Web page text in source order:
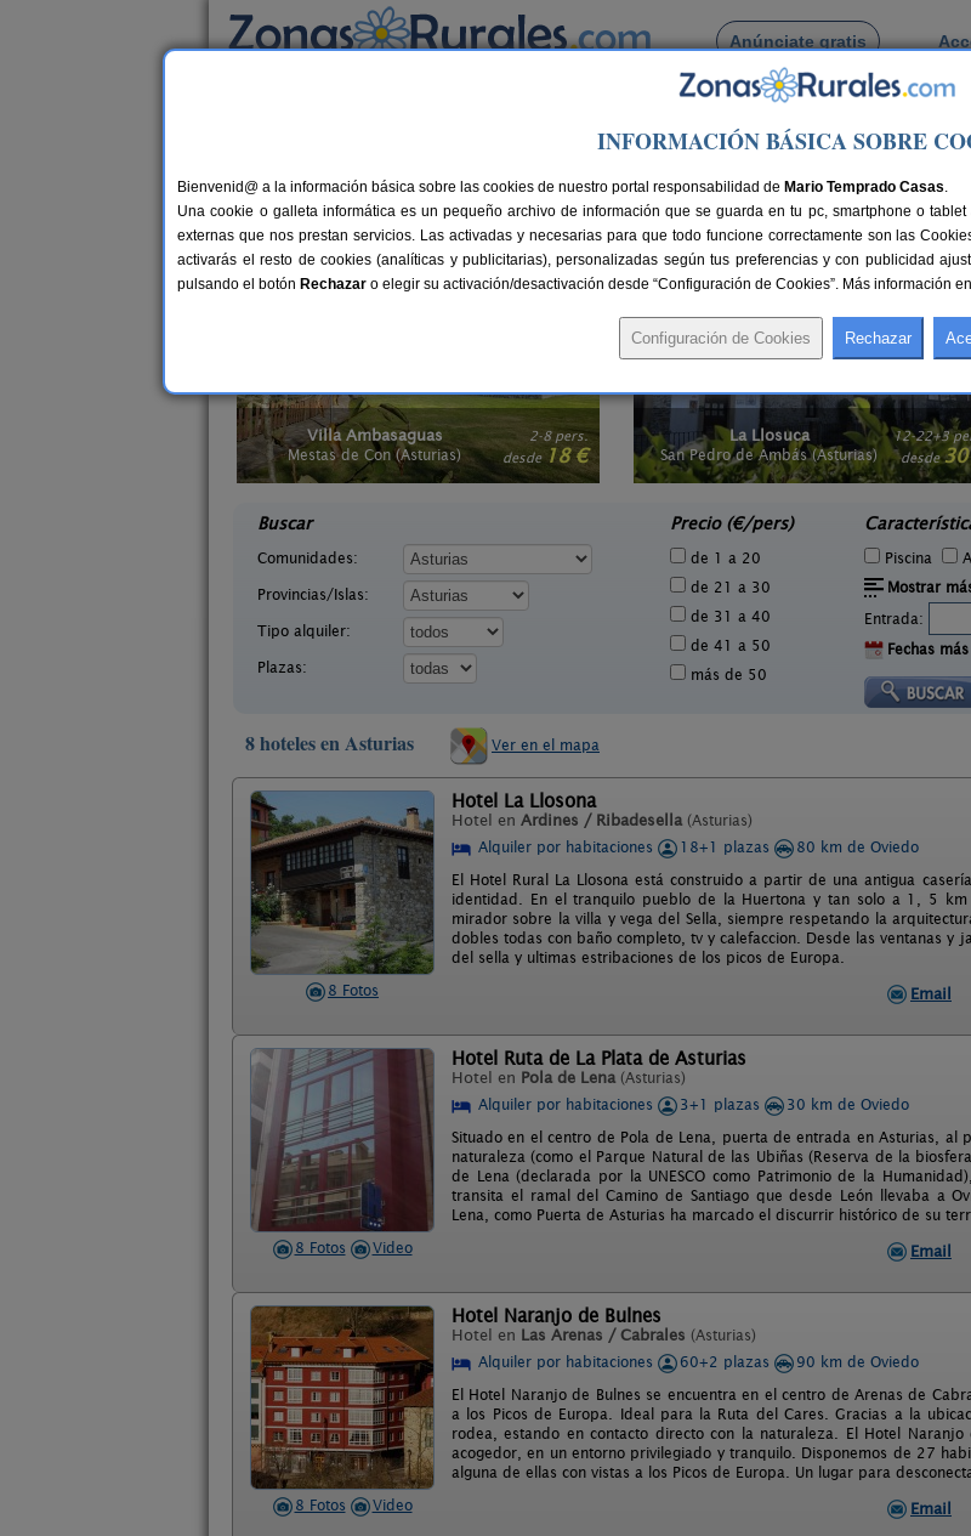
Anúnciate gratis
Busca por pueblo
Hoteles en Asturias
Te mereces unas buenas vacaciones. Elije entre estos grandes alojamientos, relájate y disfruta
tranquilidad y relax en esta selección dehoteles con encanto en Asturiasque te están esperando.
se ajusta a tus necesidades. Si buscas algo más familiar, te recomendamos visitar nuestra selección
12-22+3 pers.
desde 30 €
La Llosuca
San Pedro de Ambás (Asturias)
4+1
desde26
El Acebo
Beloncio (Asturias)
Buscar
Comunidades:
Provincias/Islas:
Tipo alquiler:
Plazas:
Precio (€/pers)
de 1 a 20
de 21 a 30
de 31 a 40
de 41 a 50
más de 50
Piscina
Mostrar
Entrada:
Fechas
8 hoteles en Asturias Ver en el mapa
8 Fotos
Hotel La Llosona
Hotel en Ardines / Ribadesella (Asturias)
Alquiler por habitaciones
18+1 plazas
80 km de Oviedo
El Hotel Rural La Llosona está construido a partir de una antigua
identidad. En el tranquilo pueblo de la Huertona y tan solo a 1, 5
mirador sobre la villa y vega del Sella, siempre respetando la
dobles todas con baño completo, tv y calefaccion. Desde las ventanas
del sella y ultimas estribaciones de los picos de Europa.
Email
8 Fotos Video
Hotel Ruta de La Plata de Asturias
Hotel en Pola de Lena (Asturias)
Alquiler por habitaciones
3+1 plazas
30 km de Oviedo
Situado en el centro de Pola de Lena, puerta de entrada en Asturias,
naturaleza (como el Parque Natural de las Ubiñas (Reserva de la
de Lena (declarada por la UNESCO como Patrimonio de la
transita el ramal del Camino de Santiago que desde León llevaba a
Lena, como Puerta de Asturias ha marcado el discurrir histórico de su
Email
8 Fotos Video
Hotel Naranjo de Bulnes
Hotel en Las Arenas / Cabrales (Asturias)
Alquiler por habitaciones
60+2 plazas
90 km de Oviedo
El Hotel Naranjo de Bulnes se encuentra en el centro de Arenas de
a los Picos de Europa. Ideal para la Ruta del Cares. Gracias a la
rodea, estando en contacto directo con la naturaleza. El Hotel
acogedor, en un entorno privilegiado y tranquilo. Disponemos de 27
alguna de ellas con vistas a los Picos de Europa. Un lugar para
Email
INFORMACIÓN BÁSICA SOBRE
Bienvenid@ a la información básica sobre las cookies de nuestro portal responsabilidad de Mario Temprado Casas.
Una cookie o galleta informática es un pequeño archivo de información que se guarda en tu pc, smartphone o
externas que nos prestan servicios. Las activadas y necesarias para que todo funcione correctamente son las
activarás el resto de cookies (analíticas y publicitarias), personalizadas según tus preferencias y con publicidad
pulsando el botón Rechazar o elegir su activación/desactivación desde “Configuración de Cookies”. Más información